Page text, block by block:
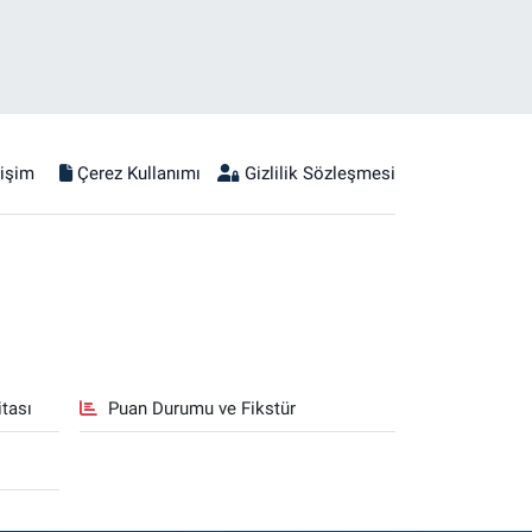
Çerez Kullanımı Gizlilik Sözleşmesi
Puan Durumu ve Fikstür